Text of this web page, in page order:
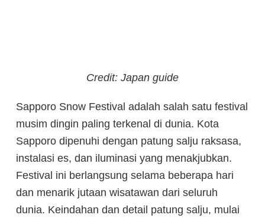
Credit: Japan guide
Sapporo Snow Festival adalah salah satu festival
musim dingin paling terkenal di dunia. Kota
Sapporo dipenuhi dengan patung salju raksasa,
instalasi es, dan iluminasi yang menakjubkan.
Festival ini berlangsung selama beberapa hari
dan menarik jutaan wisatawan dari seluruh
dunia. Keindahan dan detail patung salju, mulai